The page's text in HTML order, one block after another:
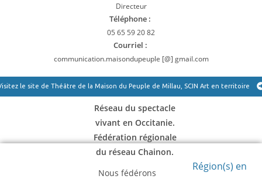
Directeur
Téléphone :
05 65 59 20 82
Courriel :
communication.maisondupeuple [@] gmail.com
le site de Théâtre de la Maison du Peuple de Millau, SCIN Art en territoire
Réseau du spectacle
vivant en Occitanie.
Fédération régionale
du réseau Chainon.
Nous fédérons
Région(s) en